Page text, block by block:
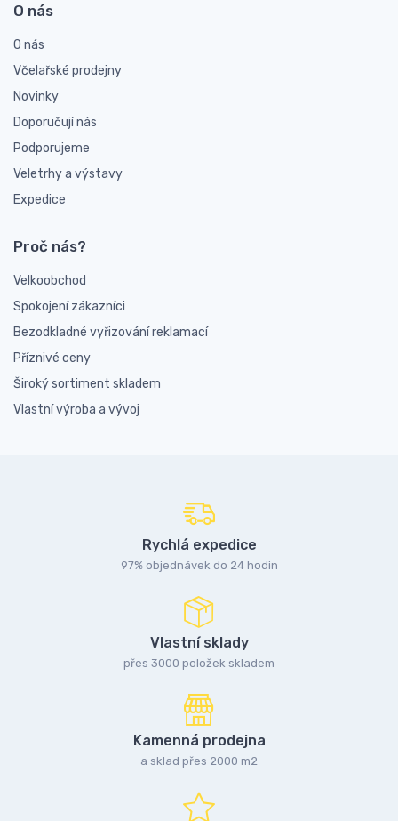
O nás
O nás
Včelařské prodejny
Novinky
Doporučují nás
Podporujeme
Veletrhy a výstavy
Expedice
Proč nás?
Velkoobchod
Spokojení zákazníci
Bezodkladné vyřizování reklamací
Příznivé ceny
Široký sortiment skladem
Vlastní výroba a vývoj
Rychlá expedice
97% objednávek do 24 hodin
Vlastní sklady
přes 3000 položek skladem
Kamenná prodejna
a sklad přes 2000 m2